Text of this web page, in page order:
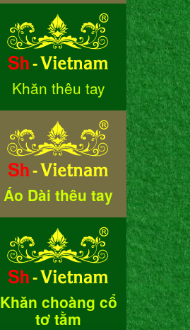
Khăn thêu tay
Áo Dài thêu tay
Khăn choàng cổ
tơ tằm